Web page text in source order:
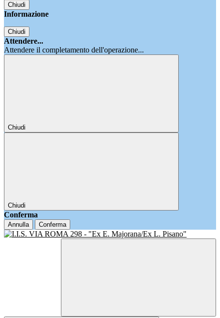
Chiudi
Informazione
Chiudi
Attendere...
Attendere il completamento dell'operazione...
Chiudi
Chiudi
Conferma
Annulla Conferma